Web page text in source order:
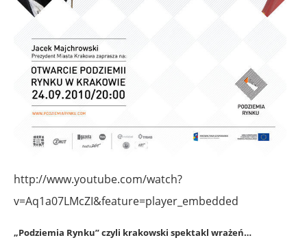
http://www.youtube.com/watch?
v=Aq1a07LMcZI&feature=player_embedded
„Podziemia Rynku” czyli krakowski spektakl wrażeń…